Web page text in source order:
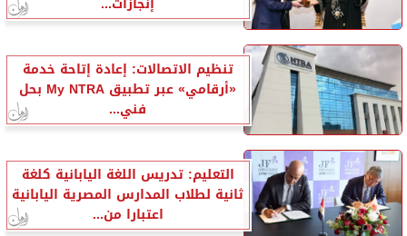
تنظيم الاتصالات: إعادة إتاحة خدمة
«أرقامي» عبر تطبيق My NTRA بحل
فني...
التعليم: تدريس اللغة اليابانية كلغة
ثانية لطلاب المدارس المصرية اليابانية
اعتبارا من...